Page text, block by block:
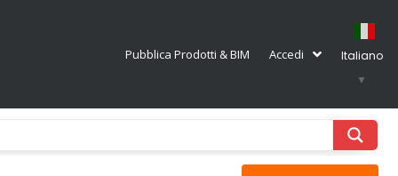
Pubblica Prodotti & BIM Accedi
Italiano
▼